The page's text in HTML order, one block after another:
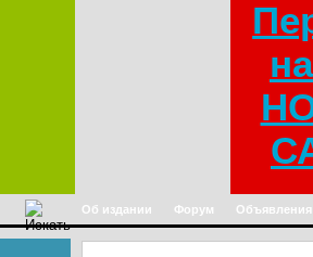
Об издании Форум Объявления